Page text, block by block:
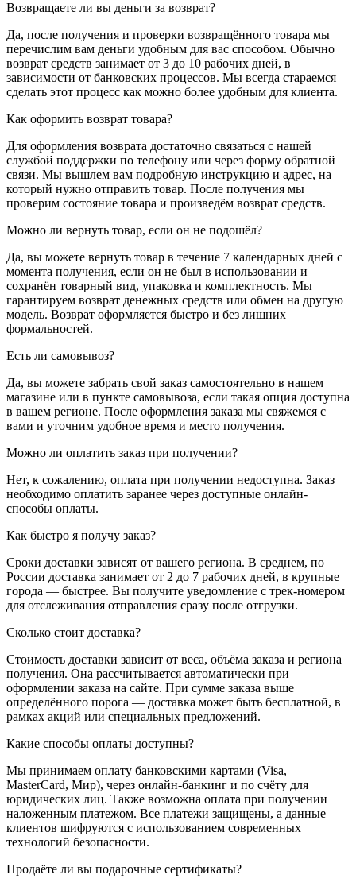
Возвращаете ли вы деньги за возврат?
Да, после получения и проверки возвращённого товара мы
перечислим вам деньги удобным для вас способом. Обычно
возврат средств занимает от 3 до 10 рабочих дней, в
зависимости от банковских процессов. Мы всегда стараемся
сделать этот процесс как можно более удобным для клиента.
Как оформить возврат товара?
Для оформления возврата достаточно связаться с нашей
службой поддержки по телефону или через форму обратной
связи. Мы вышлем вам подробную инструкцию и адрес, на
который нужно отправить товар. После получения мы
проверим состояние товара и произведём возврат средств.
Можно ли вернуть товар, если он не подошёл?
Да, вы можете вернуть товар в течение 7 календарных дней с
момента получения, если он не был в использовании и
сохранён товарный вид, упаковка и комплектность. Мы
гарантируем возврат денежных средств или обмен на другую
модель. Возврат оформляется быстро и без лишних
формальностей.
Есть ли самовывоз?
Да, вы можете забрать свой заказ самостоятельно в нашем
магазине или в пункте самовывоза, если такая опция доступна
в вашем регионе. После оформления заказа мы свяжемся с
вами и уточним удобное время и место получения.
Можно ли оплатить заказ при получении?
Нет, к сожалению, оплата при получении недоступна. Заказ
необходимо оплатить заранее через доступные онлайн-
способы оплаты.
Как быстро я получу заказ?
Сроки доставки зависят от вашего региона. В среднем, по
России доставка занимает от 2 до 7 рабочих дней, в крупные
города — быстрее. Вы получите уведомление с трек-номером
для отслеживания отправления сразу после отгрузки.
Сколько стоит доставка?
Стоимость доставки зависит от веса, объёма заказа и региона
получения. Она рассчитывается автоматически при
оформлении заказа на сайте. При сумме заказа выше
определённого порога — доставка может быть бесплатной, в
рамках акций или специальных предложений.
Какие способы оплаты доступны?
Мы принимаем оплату банковскими картами (Visa,
MasterCard, Мир), через онлайн-банкинг и по счёту для
юридических лиц. Также возможна оплата при получении
наложенным платежом. Все платежи защищены, а данные
клиентов шифруются с использованием современных
технологий безопасности.
Продаёте ли вы подарочные сертификаты?